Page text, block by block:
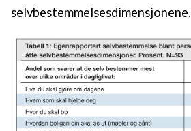
selvbestemmelsesdimensjonene.